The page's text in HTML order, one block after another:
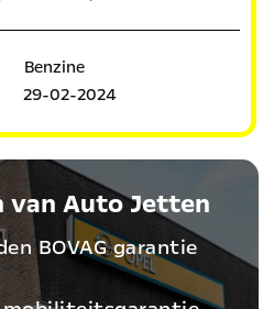
Benzine
29-02-2024
van Auto Jetten
BOVAG garantie